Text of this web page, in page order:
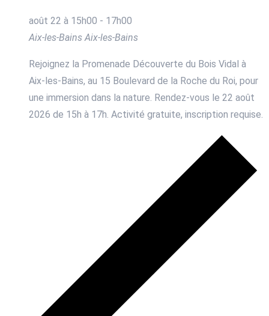
août 22 à 15h00 - 17h00
Aix-les-BainsAix-les-Bains
Rejoignez la Promenade Découverte du Bois Vidal à
Aix-les-Bains, au 15 Boulevard de la Roche du Roi, pour
une immersion dans la nature. Rendez-vous le 22 août
2026 de 15h à 17h. Activité gratuite, inscription requise.